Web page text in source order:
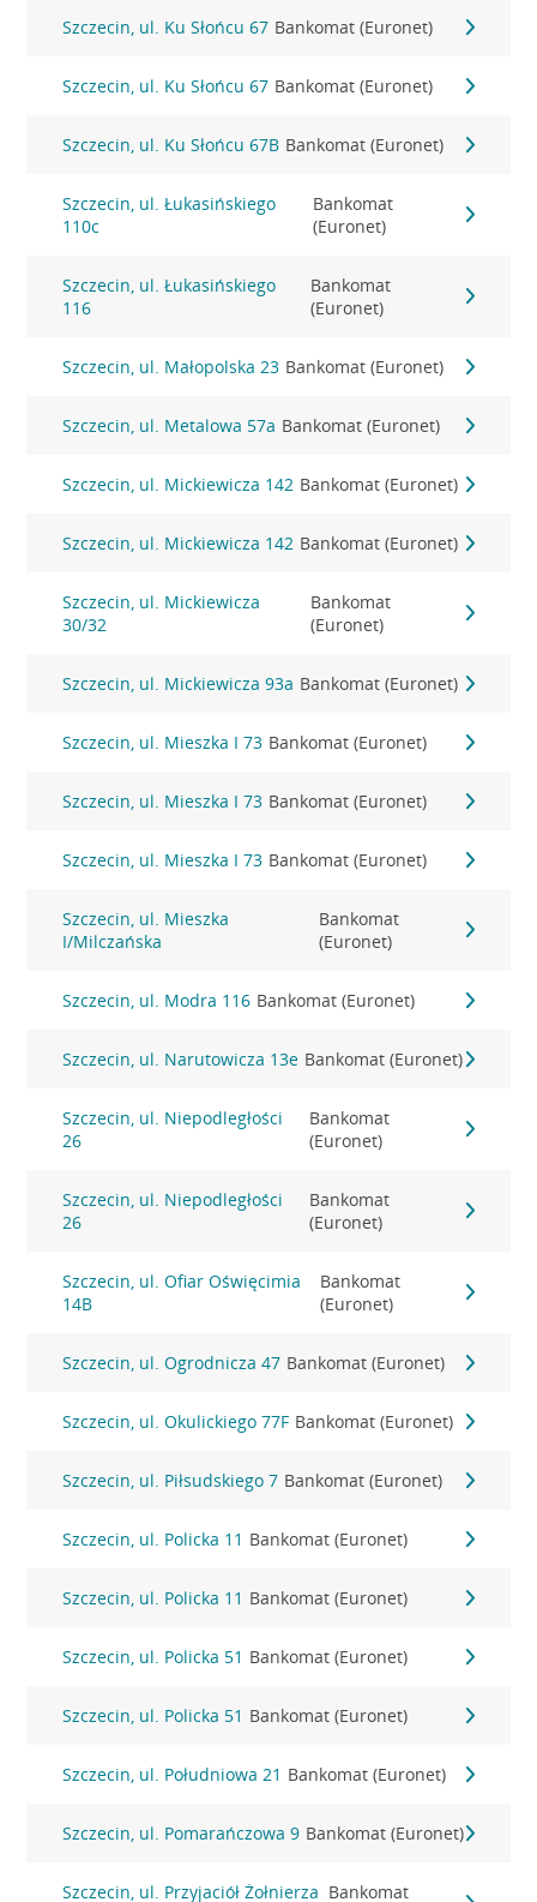
Szczecin, ul. Ku Słońcu 67 Bankomat (Euronet)
Szczecin, ul. Ku Słońcu 67 Bankomat (Euronet)
Szczecin, ul. Ku Słońcu 67B Bankomat (Euronet)
Szczecin, ul. Łukasińskiego
110c
Bankomat
(Euronet)
Szczecin, ul. Łukasińskiego
116
Bankomat
(Euronet)
Szczecin, ul. Małopolska 23 Bankomat (Euronet)
Szczecin, ul. Metalowa 57a Bankomat (Euronet)
Szczecin, ul. Mickiewicza 142 Bankomat (Euronet)
Szczecin, ul. Mickiewicza 142 Bankomat (Euronet)
Szczecin, ul. Mickiewicza
30/32
Bankomat
(Euronet)
Szczecin, ul. Mickiewicza 93a Bankomat (Euronet)
Szczecin, ul. Mieszka I 73 Bankomat (Euronet)
Szczecin, ul. Mieszka I 73 Bankomat (Euronet)
Szczecin, ul. Mieszka I 73 Bankomat (Euronet)
Szczecin, ul. Mieszka
I/Milczańska
Bankomat
(Euronet)
Szczecin, ul. Modra 116 Bankomat (Euronet)
Szczecin, ul. Narutowicza 13e Bankomat (Euronet)
Szczecin, ul. Niepodległości
26
Bankomat
(Euronet)
Szczecin, ul. Niepodległości
26
Bankomat
(Euronet)
Szczecin, ul. Ofiar Oświęcimia
14B
Bankomat
(Euronet)
Szczecin, ul. Ogrodnicza 47 Bankomat (Euronet)
Szczecin, ul. Okulickiego 77F Bankomat (Euronet)
Szczecin, ul. Piłsudskiego 7 Bankomat (Euronet)
Szczecin, ul. Policka 11 Bankomat (Euronet)
Szczecin, ul. Policka 11 Bankomat (Euronet)
Szczecin, ul. Policka 51 Bankomat (Euronet)
Szczecin, ul. Policka 51 Bankomat (Euronet)
Szczecin, ul. Południowa 21 Bankomat (Euronet)
Szczecin, ul. Pomarańczowa 9 Bankomat (Euronet)
Szczecin, ul. Przyjaciół Żołnierza Bankomat